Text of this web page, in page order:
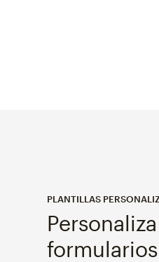
PLANTILLAS
formularios